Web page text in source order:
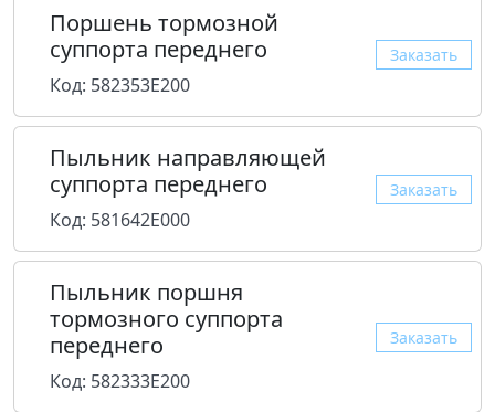
Поршень тормозной
суппорта переднего
Код: 582353E200
Заказать
Пыльник направляющей
суппорта переднего
Код: 581642E000
Заказать
Пыльник поршня
тормозного суппорта
переднего
Код: 582333E200
Заказать